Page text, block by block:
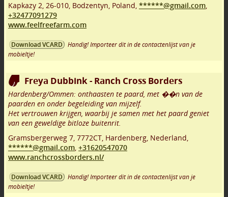
Kapkazy 2, 26-010, Bodzentyn, Poland, ******@gmail.com,
+32477091279
www.feelfreefarm.com
Download VCARD
Handig! Importeer dit in de contactenlijst van je
mobieltje!
Freya Dubbink - Ranch Cross Borders
Hardenberg/Ommen: onthaasten te paard, met ��n van de
paarden en onder begeleiding van mijzelf.
Het vertrouwen krijgen, waarbij je samen met het paard geniet
van een geweldige bitloze buitenrit.
Gramsbergerweg 7, 7772CT, Hardenberg, Nederland,
******@gmail.com, +31620547070
www.ranchcrossborders.nl/
Download VCARD
Handig! Importeer dit in de contactenlijst van je
mobieltje!